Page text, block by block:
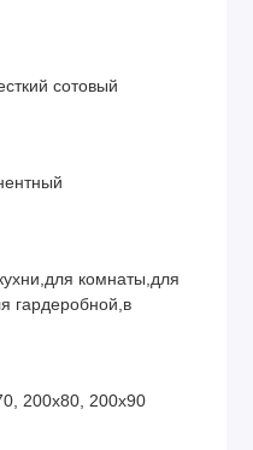
сотовый
комнаты,для
гардеробной,в
200х80, 200х90